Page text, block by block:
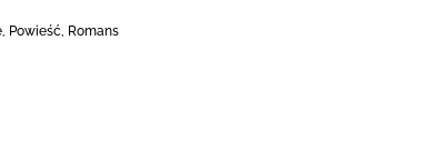
Powieść, Romans